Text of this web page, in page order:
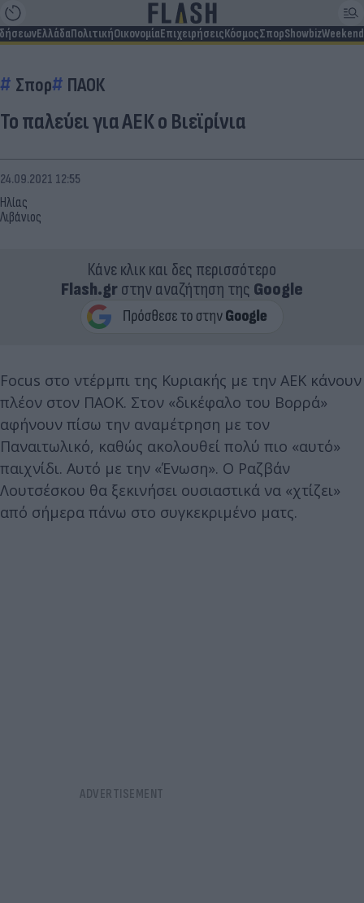
ΕλλάδαΠολιτικήΟικονομίαΕπιχειρήσειςΚόσμοςΣπορShowbizWeekend
Σπορ ΠΑΟΚ
Το παλεύει για ΑΕΚ ο Βιεϊρίνια
Ηλίας
Λιβάνιος
24.09.2021 12:55
Κάνε κλικ και δες περισσότερο
Flash.grστην αναζήτηση της Google
Focus στο ντέρμπι της Κυριακής με την ΑΕΚ κάνουν
πλέον στον ΠΑΟΚ. Στον «δικέφαλο του Βορρά»
αφήνουν πίσω την αναμέτρηση με τον
Παναιτωλικό, καθώς ακολουθεί πολύ πιο «αυτό»
παιχνίδι. Αυτό με την «Ένωση». Ο Ραζβάν
Λουτσέσκου θα ξεκινήσει ουσιαστικά να «χτίζει»
από σήμερα πάνω στο συγκεκριμένο ματς.